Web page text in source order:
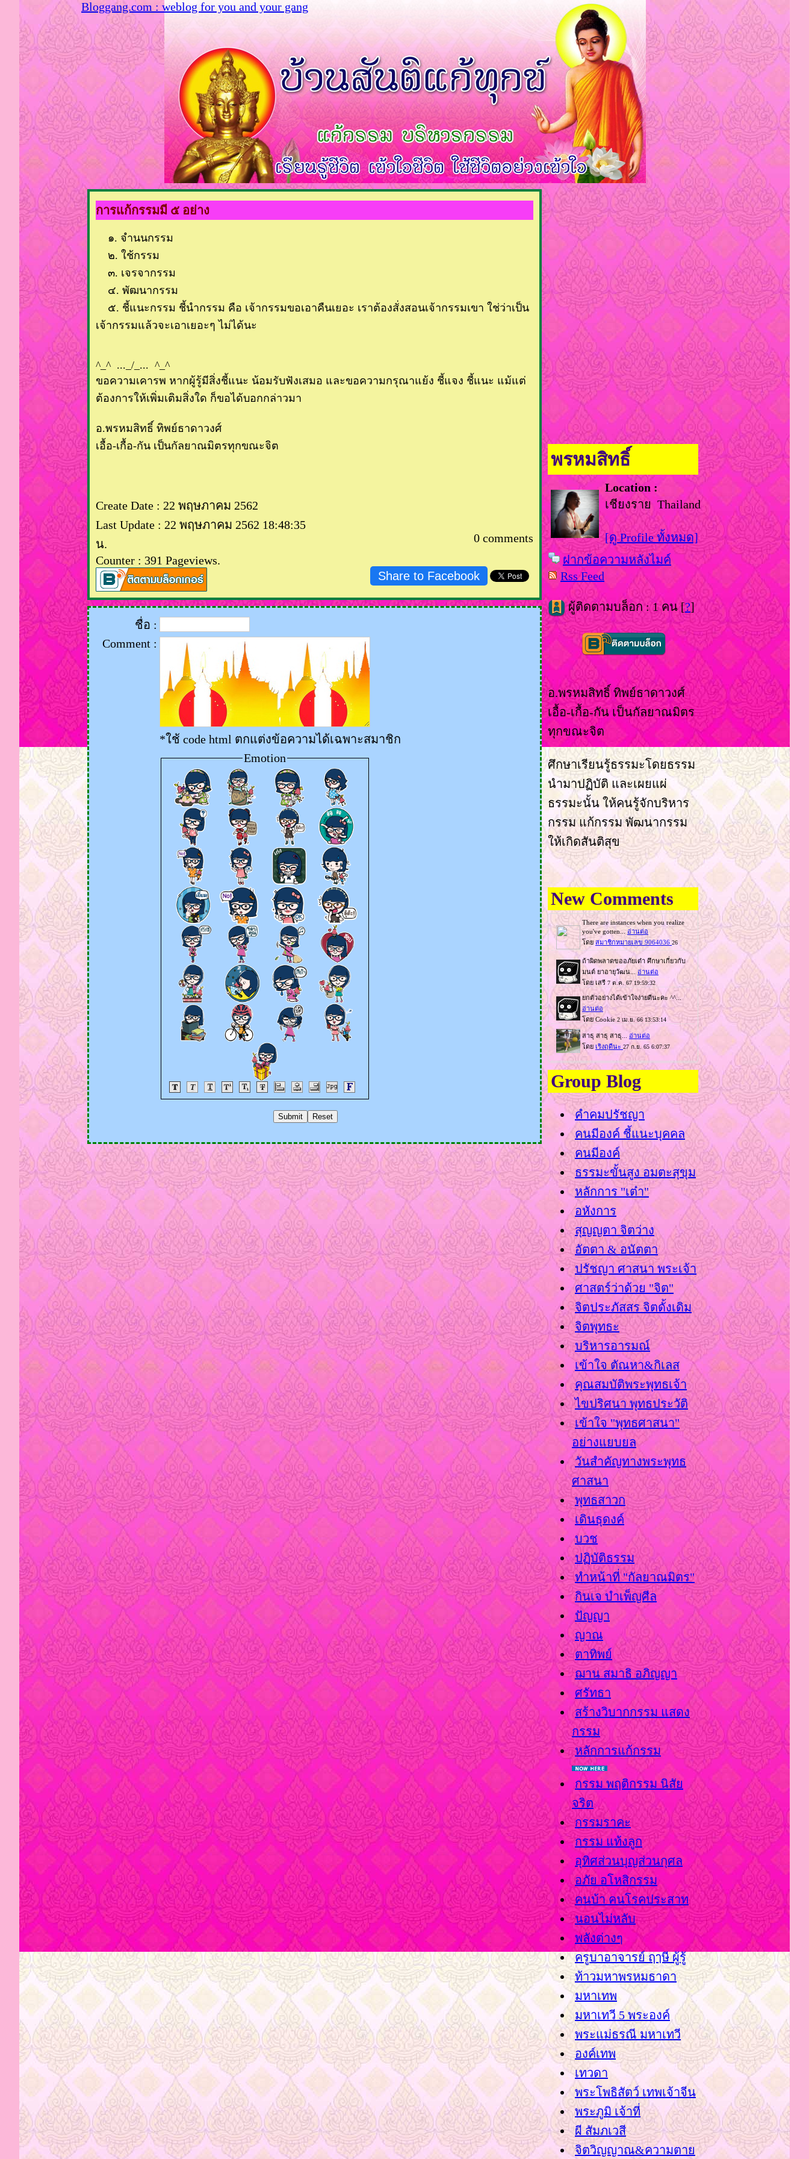
Bloggang.com : weblog for you and your gang
การแก้กรรมมี ๕ อย่าง
๑. จำนนกรรม
๒. ใช้กรรม
๓. เจรจากรรม
๔. พัฒนากรรม
๕. ชี้แนะกรรม ชี้นำกรรม คือ เจ้ากรรมขอเอาคืนเยอะ เราต้องสั่งสอนเจ้ากรรมเขา ใช่ว่าเป็น
เจ้ากรรมแล้วจะเอาเยอะๆ ไม่ได้นะ
^_^ ..._/_... ^_^
ขอความเคารพ หากผู้รู้มีสิ่งชี้แนะ น้อมรับฟังเสมอ และขอความกรุณาแย้ง ชี้แจง ชี้แนะ แม้แต่
ต้องการให้เพิ่มเติมสิ่งใด ก็ขอได้บอกกล่าวมา
อ.พรหมสิทธิ์ ทิพย์ธาดาวงศ์
เอื้อ-เกื้อ-กัน เป็นกัลยาณมิตรทุกขณะจิต
Create Date : 22 พฤษภาคม 2562
Last Update : 22 พฤษภาคม 2562 18:48:35
น.
Counter : 391 Pageviews.
0 comments
Share to Facebook
ชื่อ :
Comment :
*ใช้ code html ตกแต่งข้อความได้เฉพาะสมาชิก
Emotion
พรหมสิทธิ์
Location :
เชียงราย Thailand
[ดู Profile ทั้งหมด]
ฝากข้อความหลังไมค์
Rss Feed
ผู้ติดตามบล็อก : 1 คน [?]
อ.พรหมสิทธิ์ ทิพย์ธาดาวงศ์
เอื้อ-เกื้อ-กัน เป็นกัลยาณมิตร
ทุกขณะจิต
ศึกษาเรียนรู้ธรรมะโดยธรรม
นำมาปฏิบัติ และเผยแผ่
ธรรมะนั้น ให้คนรู้จักบริหาร
กรรม แก้กรรม พัฒนากรรม
ห้เกิดสันติสุข
New Comments
Group Blog
คำคมปรัชญา
คนมีองค์ ชี้แนะบุคคล
คนมีองค์
ธรรมะขั้นสูง อมตะสุขุม
หลักการ "เต๋า"
อหังการ
สุญญตา จิตว่าง
อัตตา & อนัตตา
ปรัชญา ศาสนา พระเจ้า
ศาสตร์ว่าด้วย "จิต"
จิตประภัสสร จิตดั้งเดิม
จิตพุทธะ
บริหารอารมณ์
เข้าใจ ตัณหา&กิเลส
คุณสมบัติพระพุทธเจ้า
ไขปริศนา พุทธประวัติ
เข้าใจ "พุทธศาสนา"
อย่างแยบยล
วันสำคัญทางพระพุทธ
ศาสนา
พุทธสาวก
เดินธุดงค์
บวช
ปฏิบัติธรรม
ทำหน้าที่ "กัลยาณมิตร"
กินเจ บำเพ็ญศีล
ปัญญา
ญาณ
ตาทิพย์
ฌาน สมาธิ อภิญญา
ศรัทธา
สร้างวิบากกรรม แสดง
กรรม
หลักการแก้กรรม
กรรม พฤติกรรม นิสั
จริต
กรรมราคะ
กรรม แท้งลูก
อุทิศส่วนบุญส่วนกุศล
อภัย อโหสิกรรม
คนบ้า คนโรคประสาท
นอนไม่หลับ
พลังต่างๆ
ครูบาอาจารย์ ฤๅษี ผู้รู้
ท้าวมหาพรหมธาดา
มหาเทพ
มหาเทวี 5 พระองค์
พระแม่ธรณี มหาเทวี
องค์เทพ
เทวดา
พระโพธิสัตว์ เทพเจ้าจีน
พระภูมิ เจ้าที่
ผี สัมภเวสี
จิตวิญญาณ&ความตา